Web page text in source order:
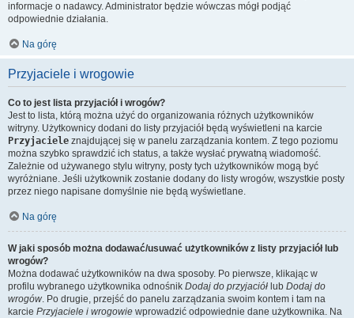
informacje o nadawcy. Administrator będzie wówczas mógł podjąć
odpowiednie działania.
Na górę
Przyjaciele i wrogowie
Co to jest lista przyjaciół i wrogów?
Jest to lista, którą można użyć do organizowania różnych użytkowników
witryny. Użytkownicy dodani do listy przyjaciół będą wyświetleni na karcie
Przyjaciele znajdującej się w panelu zarządzania kontem. Z tego poziomu
można szybko sprawdzić ich status, a także wysłać prywatną wiadomość.
Zależnie od używanego stylu witryny, posty tych użytkowników mogą być
wyróżniane. Jeśli użytkownik zostanie dodany do listy wrogów, wszystkie posty
przez niego napisane domyślnie nie będą wyświetlane.
Na górę
W jaki sposób można dodawać/usuwać użytkowników z listy przyjaciół lub
wrogów?
Można dodawać użytkowników na dwa sposoby. Po pierwsze, klikając w
profilu wybranego użytkownika odnośnik Dodaj do przyjaciół lub Dodaj do
wrogów. Po drugie, przejść do panelu zarządzania swoim kontem i tam na
karcie Przyjaciele i wrogowie wprowadzić odpowiednie dane użytkownika. Na